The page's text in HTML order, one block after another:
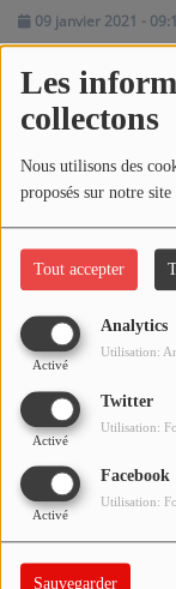
Les
collectons
Nous utilisons des
proposés sur notre
Tout accepter
Analytics
Activé
Utilisation:
Twitter
Activé
Utilisation:
Facebook
Activé
Utilisation:
Sauvegarder
PODCASTS -
NOS PROGRAMMES
ARCHIVES - SAISONS
VOS ÉMISSIONS EN
PHOTOS
ANNONCEURS &
VOTRE PUBLICITÉ
LOCATION DE
ÉDUCATION AUX
L'INFORMATION
EN QUOI ÇA
ÉCOUTEZ LES
09 janvier 2021 -
Écouter le
Télécharger le
Réécoutez
janvier 2021 !